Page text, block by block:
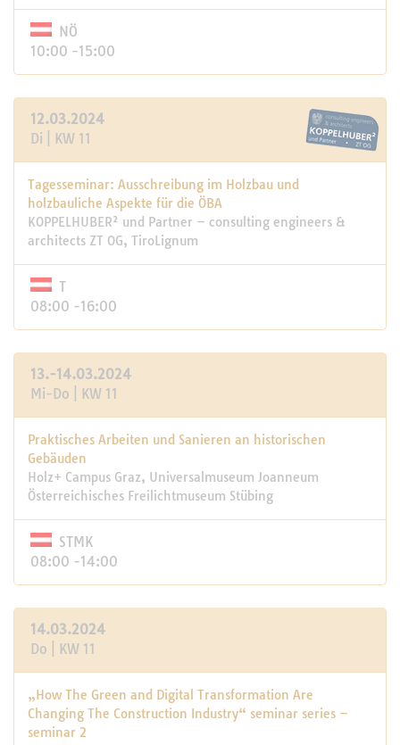
NÖ
10:00 -15:00
12.03.2024
Di | KW 11
Tagesseminar: Ausschreibung im Holzbau und
holzbauliche Aspekte für die ÖBA
KOPPELHUBER² und Partner – consulting engineers &
architects ZT OG, TiroLignum
T
08:00 -16:00
13.-14.03.2024
Mi-Do | KW 11
Praktisches Arbeiten und Sanieren an historischen
Gebäuden
Holz+ Campus Graz, Universalmuseum Joanneum
Österreichisches Freilichtmuseum Stübing
STMK
08:00 -14:00
14.03.2024
Do | KW 11
„How The Green and Digital Transformation Are
Changing The Construction Industry“ seminar series –
seminar 2